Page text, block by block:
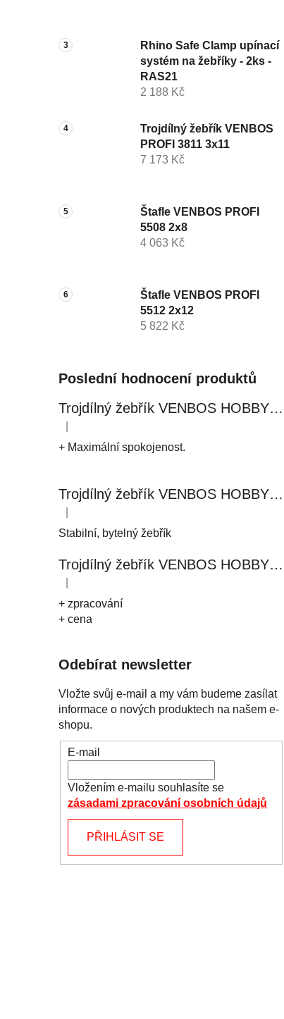
Rhino Safe Clamp upínací
systém na žebříky - 2ks -
RAS21
2 188 Kč
Trojdílný žebřík VENBOS
PROFI 3811 3x11
7 173 Kč
Štafle VENBOS PROFI
5508 2x8
4 063 Kč
Štafle VENBOS PROFI
5512 2x12
5 822 Kč
Poslední hodnocení produktů
Trojdílný žebřík VENBOS HOBBY 4409 3x9
Hodnocení produktu je 5 z 5 hvězdiček.
+ Maximální spokojenost.
Trojdílný žebřík VENBOS HOBBY 4411 3x11
Hodnocení produktu je 5 z 5 hvězdiček.
Stabilní, bytelný žebřík
Trojdílný žebřík VENBOS HOBBY 4408 3x8
Hodnocení produktu je 5 z 5 hvězdiček.
+ zpracování
+ cena
Odebírat newsletter
Vložte svůj e-mail a my vám budeme zasílat
informace o nových produktech na našem e-
shopu.
E-mail
Vložením e-mailu souhlasíte se
zásadami zpracování osobních údajů
PŘIHLÁSIT SE